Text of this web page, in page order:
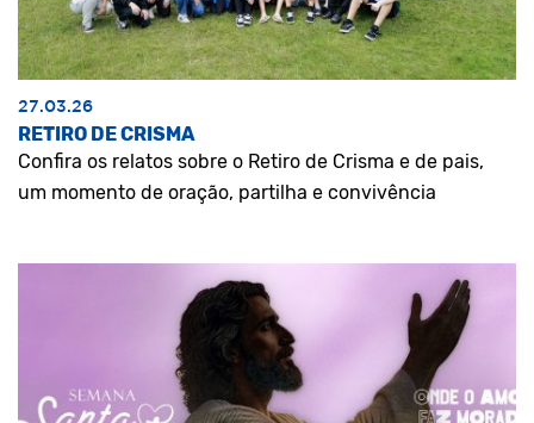
27.03.26
RETIRO DE CRISMA
Confira os relatos sobre o Retiro de Crisma e de pais,
um momento de oração, partilha e convivência